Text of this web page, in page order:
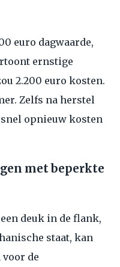
euro dagwaarde,
ernstige
2.200 euro kosten.
Zelfs na herstel
opnieuw kosten
met beperkte
deuk in de flank,
staat, kan
de